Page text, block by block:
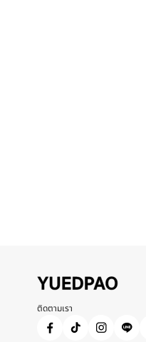
ติดตามเรา